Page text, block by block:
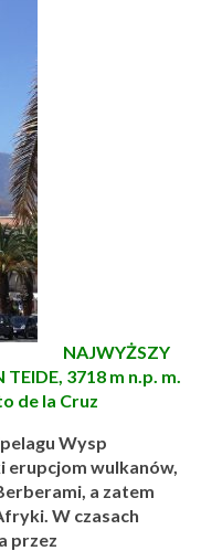
NAJWYŻSZY
3718 m n.p. m.
de la Cruz
Wysp
erupcjom wulkanów,
a zatem
W czasach
przez